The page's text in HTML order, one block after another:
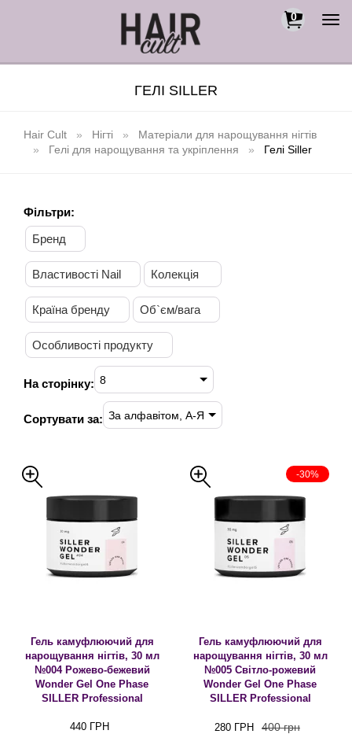
0
ГЕЛІ SILLER
Hair Cult Нігті
Матеріали для нарощування нігтів
Гелі для нарощування та укріплення
Гелі Siller
Фільтри:
Бренд
Властивості Nail Колекція
Країна бренду Об`єм/вага
Особливості продукту
На сторінку: 8
Сортувати за: За алфавітом, А-Я
Гель камуфлюючий для
нарощування нігтів, 30 мл
№004 Рожево-бежевий
Wonder Gel One Phase
SILLER Professional
440 ГРН
-30%
Гель камуфлюючий для
нарощування нігтів, 30 мл
№005 Світло-рожевий
Wonder Gel One Phase
SILLER Professional
280 ГРН 400 грн